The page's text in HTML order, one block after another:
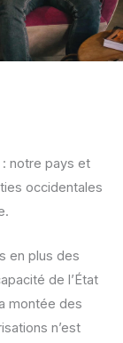
: notre pays et
occidentales
en plus des
de l’État
montée des
n’est